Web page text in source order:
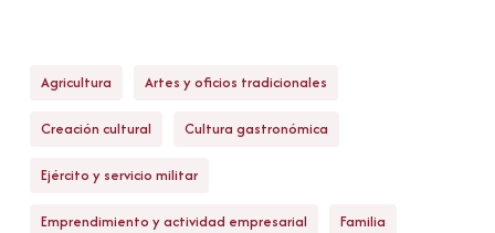
Agricultura Artes y oficios tradicionales
Creación cultural Cultura gastronómica
Ejército y servicio militar
Emprendimiento y actividad empresarial Familia